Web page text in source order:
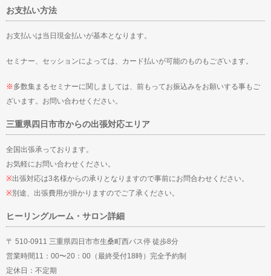
お支払い方法
お支払いは当日現金払いが基本となります。
セミナー、セッションによっては、カード払いが可能のものもございます。
※多数集まるセミナーに関しましては、前もってお振込みをお願いする事もご
ざいます。お問い合わせください。
三重県四日市市からの出張対応エリア
全国出張承っております。
お気軽にお問い合わせください。
※出張対応は3名様からの承りとなりますので事前にお問合わせください。
※別途、出張費用が掛かりますのでご了承ください。
ヒーリングルーム・サロン詳細
〒 510-0911 三重県四日市市生桑町西バス停 徒歩8分
営業時間11：00〜20：00（最終受付18時）完全予約制
定休日：不定期